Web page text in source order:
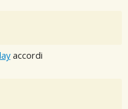
accordi